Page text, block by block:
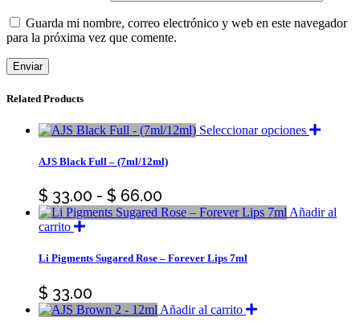
Guarda mi nombre, correo electrónico y web en este navegador
para la próxima vez que comente.
Related Products
Seleccionar opciones
Este
AJS Black Full – (7ml/12ml)
$ 33.00 - $ 66.00
de
desde
$ 66.00
Añadir al
carrito
Li Pigments Sugared Rose – Forever Lips 7ml
$ 33.00
Añadir al carrito